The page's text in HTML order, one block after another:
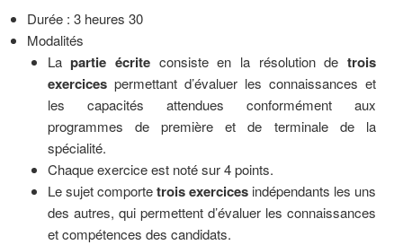
Durée : 3 heures 30
Modalités
Lapartie écriteconsiste en la résolution de trois
exercicespermettant d’évaluer les connaissances et
les capacités attendues conformément aux
programmes de première et de terminale de la
spécialité.
Chaque exercice est noté sur 4 points.
Le sujet comportetrois exercicesindépendants les uns
des autres, qui permettent d’évaluer les connaissances
et compétences des candidats.